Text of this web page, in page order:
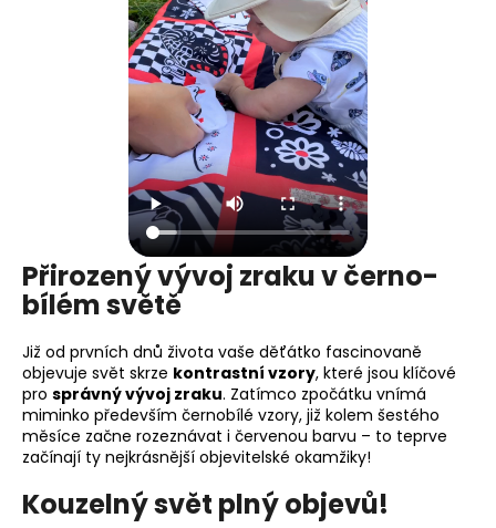
Přirozený vývoj zraku v černo-
bílém světě
Již od prvních dnů života vaše děťátko fascinovaně
objevuje svět skrze kontrastní vzory, které jsou klíčové
pro správný vývoj zraku. Zatímco zpočátku vnímá
miminko především černobílé vzory, již kolem šestého
měsíce začne rozeznávat i červenou barvu – to teprve
začínají ty nejkrásnější objevitelské okamžiky!
Kouzelný svět plný objevů!